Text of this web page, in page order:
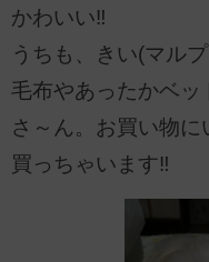
かわいい‼
うちも、きい(マル
毛布やあったかベッ
さ～ん。お買い物に
買っちゃいます‼